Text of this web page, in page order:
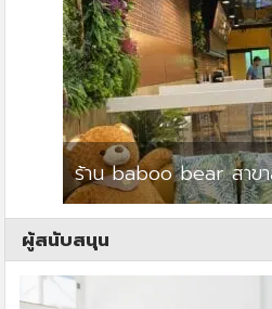
ร้าน baboo bear สาขา
ผู้สนับสนุน